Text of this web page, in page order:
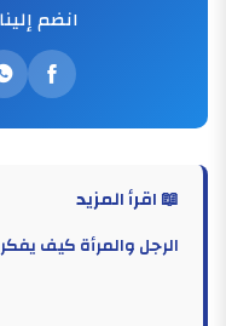
انضم
📖 اقرأ المزيد
الرجل والمرأة كيف